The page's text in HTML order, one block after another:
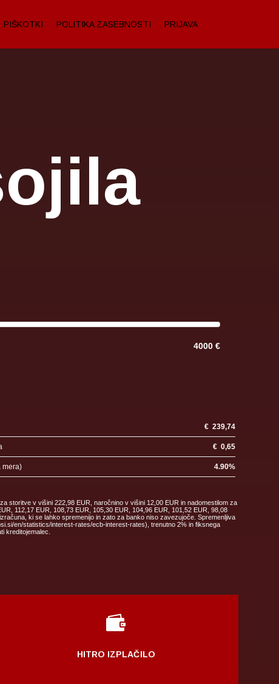
PIŠKOTKI POLITIKA ZASEBNOSTI PRIJAVA
4000 €
€ 239,74
€ 0,65
mera) 4.90%
storitve v višini 222,98 EUR, naročnino v višini 12,00 EUR in nadomestilom za
112,17 EUR, 108,73 EUR, 105,30 EUR, 104,96 EUR, 101,52 EUR, 98,08
ki se lahko spremenijo in zato za banko niso zavezujoče. Spremenljiva
en/statistics/interest-rates/ecb-interest-rates), trenutno 2% in fiksnega
kreditojemalec.

HITRO IZPLAČILO